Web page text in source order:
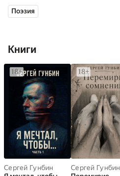
Поэзия
Книги
Сергей Гунбин
Сергей Гунбин